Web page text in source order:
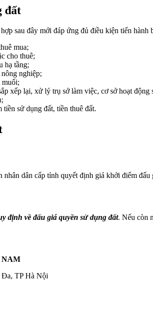
đất
sau đây mới đáp ứng đủ điều kiện tiến hành
mua;
cho thuê;
hạ tầng;
nghiệp;
muối;
xếp lại, xử lý trụ sở làm việc, cơ sở hoạt
sử dụng đất, tiền thuê đất.
dân cấp tỉnh quyết định giá khởi điểm đấu
định về đấu giá quyền sử dụng đất. Nếu còn
NAM
Đa, TP Hà Nội